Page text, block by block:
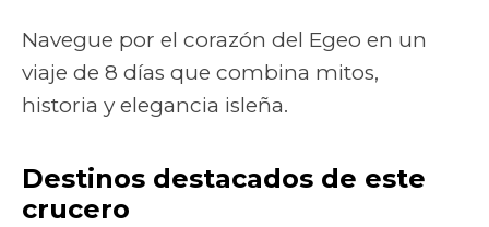
Navegue por el corazón del Egeo en un
viaje de 8 días que combina mitos,
historia y elegancia isleña.
Destinos destacados de este
crucero